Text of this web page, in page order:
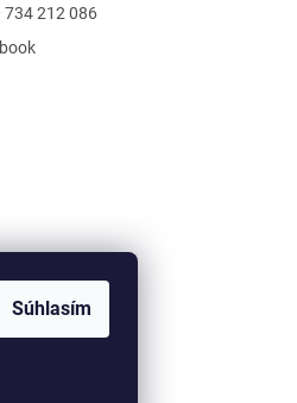
Súhlasím
734 212 086